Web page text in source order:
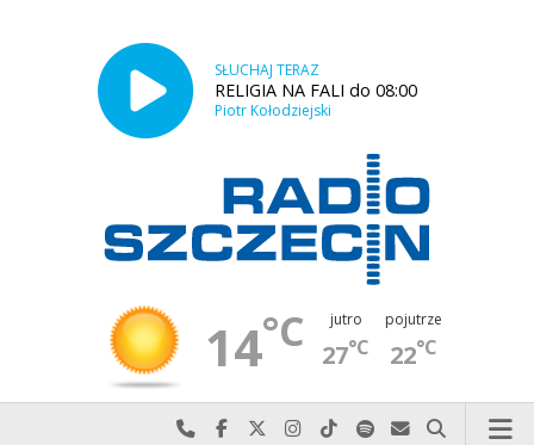
SŁUCHAJ TERAZ
RELIGIA NA FALI do 08:00
Piotr Kołodziejski
14°C jutro
27°C
pojutrze
22°C
Najlepiej po prostu do nas zadzwoń
Odwiedź nas na Facebook-u
Odwiedź nas na X
Odwiedź nas na Instagram-ie
Odwiedź nas na TikTok-u
Szukaj nas na Spotify
Wyślij do nas
Szukaj